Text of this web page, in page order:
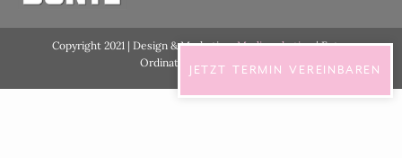
Copyright 2021 | Design & Marketing:Medimarketing| Fotos
Ordination:ViennaShots
JETZT TERMIN VEREINBAREN